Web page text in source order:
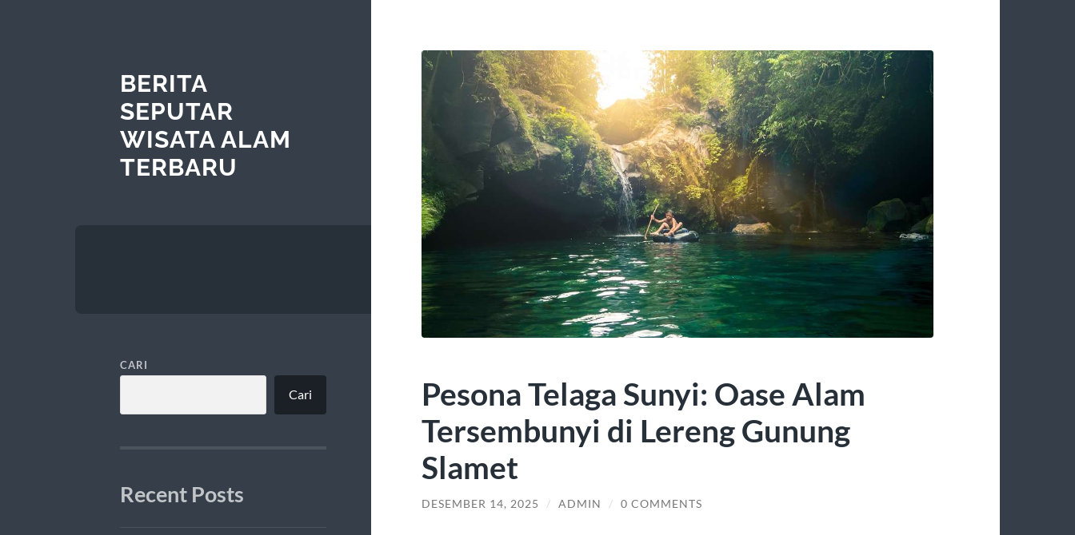
BERITA
SEPUTAR
WISATA ALAM
TERBARU
CARI
Cari
Recent Posts
Pesona Telaga Sunyi: Oase Alam
Tersembunyi di Lereng Gunung
Slamet
DESEMBER 14, 2025 / ADMIN / 0 COMMENTS